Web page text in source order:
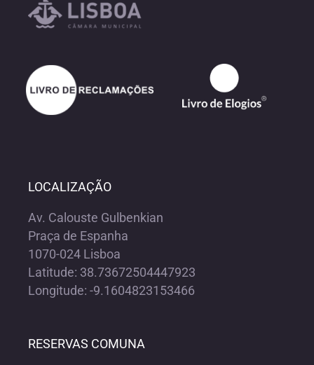
LOCALIZAÇÃO
Av. Calouste Gulbenkian
Praça de Espanha
1070-024 Lisboa
Latitude: 38.73672504447923
Longitude: -9.1604823153466
RESERVAS COMUNA